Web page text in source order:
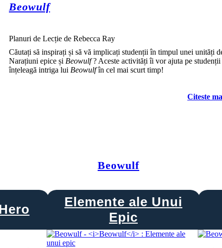
Beowulf
Planuri de Lecție de Rebecca Ray
Căutați să inspirați și să vă implicați studenții în timpul unei unități
Narațiuni epice și Beowulf? Aceste activități îi vor ajuta pe studenții
înțeleagă intriga lui Beowulfîn cel mai scurt timp!
Citeste
Beowulf
Elemente ale Unui
Epic